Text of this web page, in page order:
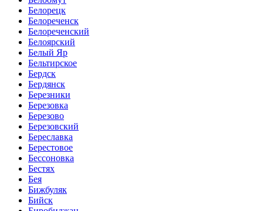
Белорецк
Белореченск
Белореченский
Белоярский
Белый Яр
Бельтирское
Бердск
Бердянск
Березники
Березовка
Березово
Березовский
Береславка
Берестовое
Бессоновка
Бестях
Бея
Бижбуляк
Бийск